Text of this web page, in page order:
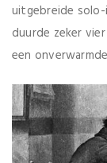
uitgebreide
duurde zeker
een